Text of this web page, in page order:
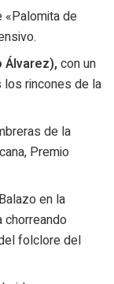
«Palomita de
Álvarez), con un
los rincones de la
de la
Premio
en la
chorreando
folclore del